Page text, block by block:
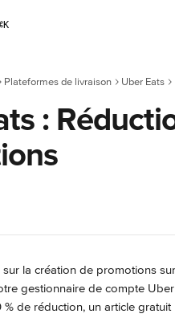
K
Plateformes de livraison Uber Eats
:
la création de promotions
gestionnaire de compte
% de réduction, un article